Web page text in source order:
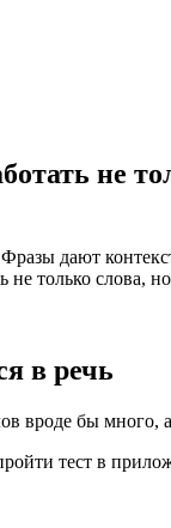
не
дают
не только слова,
в речь
вроде бы много,
тест в